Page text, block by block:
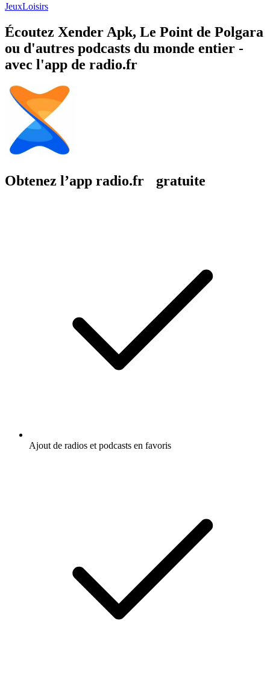
JeuxLoisirs
Écoutez Xender Apk, Le Point de Polgara
ou d'autres podcasts du monde entier -
avec l'app de radio.fr
Obtenez l’app radio.fr gratuite
Ajout de radios et podcasts en favoris